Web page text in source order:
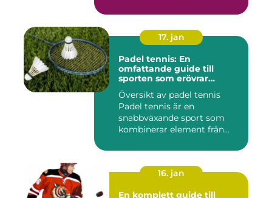
17. jan
Padel tennis: En
omfattande guide till
sporten som erövrar
världen
Översikt av padel tennis
Padel tennis är en
snabbväxande sport som
kombinerar element från
16. jan
En komplett guide till